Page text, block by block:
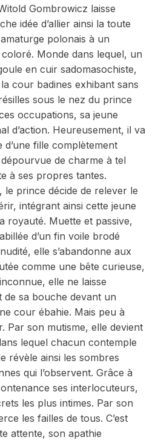
Gombrowicz laisse
idée d’allier ainsi la toute
polonais à un
Monde dans lequel, un
en cuir sadomasochiste,
cour badines exhibant sans
sous le nez du prince
occupations, sa jeune
d’action. Heureusement, il va
fille complètement
de charme à tel
à ses propres tantes.
le prince décide de relever le
intégrant ainsi cette jeune
royauté. Muette et passive,
d’un fin voile brodé
elle s’abandonne aux
comme une bête curieuse,
elle ne laisse
sa bouche devant un
cour ébahie. Mais peu à
Par son mutisme, elle devient
lequel chacun contemple
révèle ainsi les sombres
qui l’observent. Grâce à
ses interlocuteurs,
les plus intimes. Par son
les failles de tous. C’est
attente, son apathie